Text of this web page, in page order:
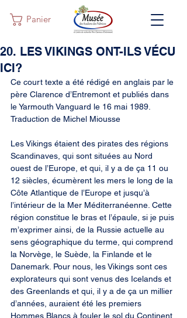
Panier
20. LES VIKINGS ONT-ILS VÉCU
ICI?
Ce court texte a été rédigé en anglais par le
père Clarence d’Entremont et publiés dans
le Yarmouth Vanguard le 16 mai 1989.
Traduction de Michel Miousse
Les Vikings étaient des pirates des régions
Scandinaves, qui sont situées au Nord
ouest de l’Europe, et qui, il y a de ça 11 ou
12 siècles, écumèrent les mers le long de la
Côte Atlantique de l’Europe et jusqu’à
l’intérieur de la Mer Méditerranéenne. Cette
région constitue le bras et l’épaule, si je puis
m’exprimer ainsi, de la Russie actuelle au
sens géographique du terme, qui comprend
la Norvège, le Suède, la Finlande et le
Danemark. Pour nous, les Vikings sont ces
explorateurs qui sont venus des Icelands et
des Greenlands et qui, il y a de ça un millier
d’années, auraient été les premiers
Hommes Blancs à fouler le sol du Continent